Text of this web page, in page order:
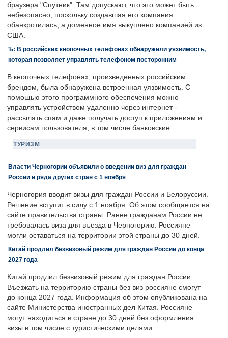
браузера "Спутник". Там допускают, что это может быть
небезопасно, поскольку создавшая его компания
обанкротилась, а доменное имя выкуплено компанией из
США.
Ъ: В российских кнопочных телефонах обнаружили уязвимость,
которая позволяет управлять телефоном посторонним
В кнопочных телефонах, произведенных российским
брендом, была обнаружена встроенная уязвимость. С
помощью этого программного обеспечения можно
управлять устройством удаленно через интернет -
рассылать спам и даже получать доступ к приложениям и
сервисам пользователя, в том числе банковские.
ТУРИЗМ
Власти Черногории объявили о введении виз для граждан
России и ряда других стран с 1 ноября
Черногория вводит визы для граждан России и Белоруссии.
Решение вступит в силу с 1 ноября. Об этом сообщается на
сайте правительства страны. Ранее гражданам России не
требовалась виза для въезда в Черногорию. Россияне
могли оставаться на территории этой страны до 30 дней.
Китай продлил безвизовый режим для граждан России до конца
2027 года
Китай продлил безвизовый режим для граждан России.
Въезжать на территорию страны без виз россияне смогут
до конца 2027 года. Информация об этом опубликована на
сайте Министерства иностранных дел Китая. Россияне
могут находиться в стране до 30 дней без оформления
визы в том числе с туристическими целями.